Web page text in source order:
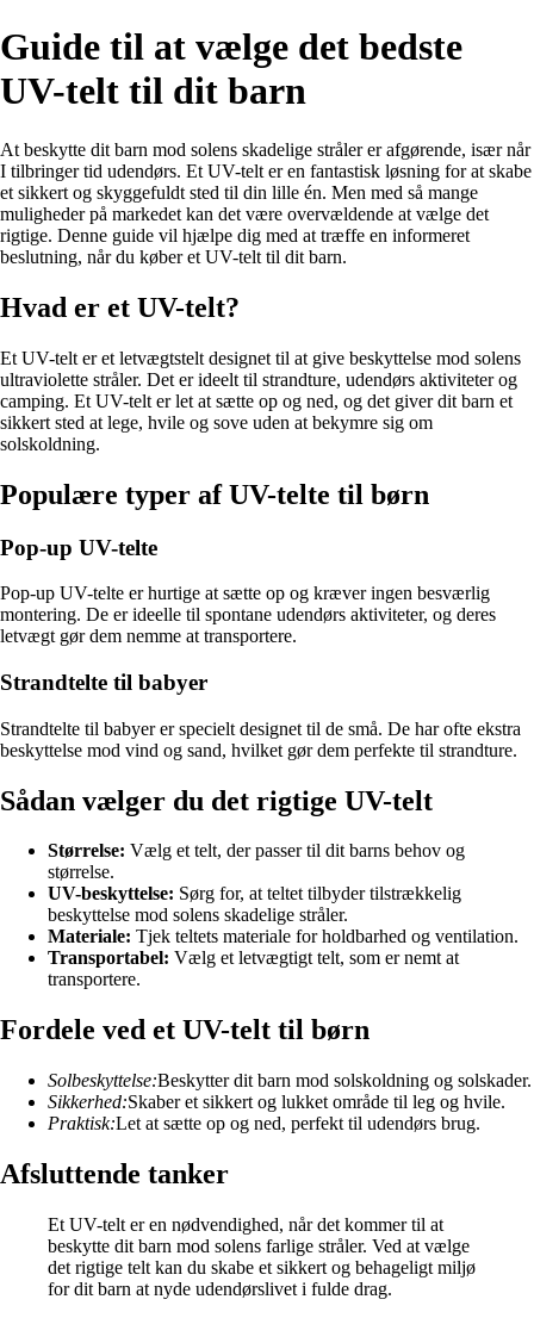
Guide til at vælge det bedste
UV-telt til dit barn
At beskytte dit barn mod solens skadelige stråler er afgørende, især når
I tilbringer tid udendørs. Et UV-telt er en fantastisk løsning for at skabe
et sikkert og skyggefuldt sted til din lille én. Men med så mange
muligheder på markedet kan det være overvældende at vælge det
rigtige. Denne guide vil hjælpe dig med at træffe en informeret
beslutning, når du køber et UV-telt til dit barn.
Hvad er et UV-telt?
Et UV-telt er et letvægtstelt designet til at give beskyttelse mod solens
ultraviolette stråler. Det er ideelt til strandture, udendørs aktiviteter og
camping. Et UV-telt er let at sætte op og ned, og det giver dit barn et
sikkert sted at lege, hvile og sove uden at bekymre sig om
solskoldning.
Populære typer af UV-telte til børn
Pop-up UV-telte
Pop-up UV-telte er hurtige at sætte op og kræver ingen besværlig
montering. De er ideelle til spontane udendørs aktiviteter, og deres
letvægt gør dem nemme at transportere.
Strandtelte til babyer
Strandtelte til babyer er specielt designet til de små. De har ofte ekstra
beskyttelse mod vind og sand, hvilket gør dem perfekte til strandture.
Sådan vælger du det rigtige UV-telt
Størrelse: Vælg et telt, der passer til dit barns behov og
størrelse.
UV-beskyttelse: Sørg for, at teltet tilbyder tilstrækkelig
beskyttelse mod solens skadelige stråler.
Materiale: Tjek teltets materiale for holdbarhed og ventilation.
Transportabel: Vælg et letvægtigt telt, som er nemt at
transportere.
Fordele ved et UV-telt til børn
Solbeskyttelse:Beskytter dit barn mod solskoldning og solskader.
Sikkerhed:Skaber et sikkert og lukket område til leg og hvile.
Praktisk:Let at sætte op og ned, perfekt til udendørs brug.
Afsluttende tanker
Et UV-telt er en nødvendighed, når det kommer til at
beskytte dit barn mod solens farlige stråler. Ved at vælge
det rigtige telt kan du skabe et sikkert og behageligt miljø
for dit barn at nyde udendørslivet i fulde drag.